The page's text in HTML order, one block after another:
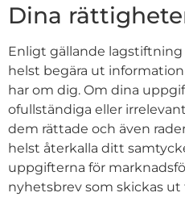
Dina
Enligt gällande
helst begära ut
har om dig. Om dina
ofullständiga eller
dem rättade och även
helst återkalla ditt
uppgifterna för
nyhetsbrev som skickas